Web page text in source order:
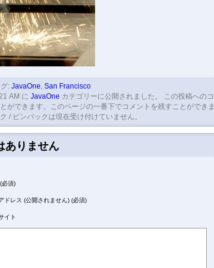
: JavaOne, San Francisco
AM に JavaOne カテゴリーに公開されました。 この投稿へのコ
ができます。このページの一番下でコメントを残すことができま
/ ピンバックは現在受け付けていません。
ありません
必須)
ドレス (公開されません) (必須)
イト